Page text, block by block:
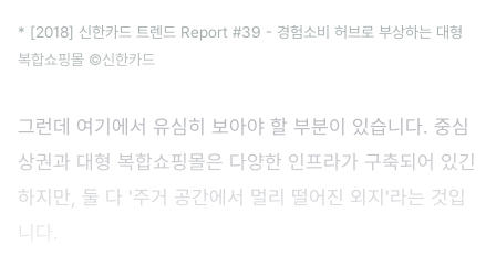
* [2018] 신한카드 트렌드 Report #39 - 경험소비 허브로 부상하는 대형
복합쇼핑몰 ©신한카드
그런데 여기에서 유심히 보아야 할 부분이 있습니다. 중심
상권과 대형 복합쇼핑몰은 다양한 인프라가 구축되어 있긴
하지만, 둘 다 '주거 공간에서 멀리 떨어진 외지'라는 것입
니다.